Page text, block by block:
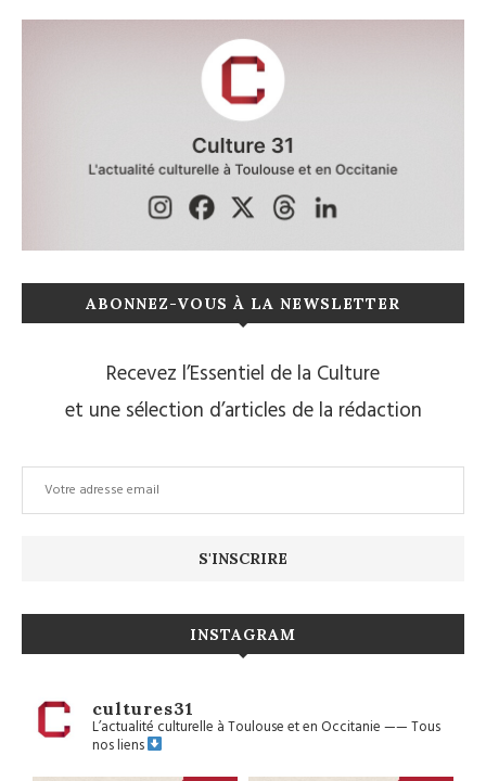
ABONNEZ-VOUS À LA NEWSLETTER
Recevez l’Essentiel de la Culture
et une sélection d’articles de la rédaction
INSTAGRAM
cultures31
L’actualité culturelle à Toulouse et en Occitanie——Tous
nos liens